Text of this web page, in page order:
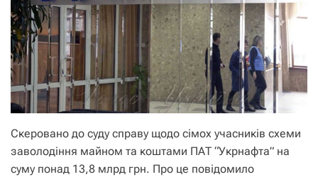
Скеровано до суду справу щодо сімох учасників схеми
заволодіння майном та коштами ПАТ “Укрнафта” на
суму понад 13,8 млрд грн. Про це повідомило